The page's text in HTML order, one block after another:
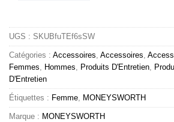
UGS : SKUBfuTEf6sSW
Catégories : Accessoires Accessoires
Femmes
Hommes Produits D'Entretien
D'Entretien
Étiquettes : Femme MONEYSWORTH
Marque : MONEYSWORTH